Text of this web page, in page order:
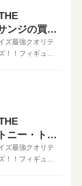
詰めて、送るだ
りたいものが売
こからでもお
数料など全て無
金額が分かりま
です。といま
ますのでご安心
THE
ジャー現在の買
◆◆◆◆◆◆◆◆◆◆◆
買取価格はコチ
料宅配キット
といまるから
ボールに商品を
く、お売りにな
は、日本全国
定価格の振込手
で更に具体的な金
ンジの買取
ズ最強クオリテ
！！フィギュア
取価格表の更新
いた買取査定
ますのでご安心
THE
取価格は500円
の他のワン
チラから↓その他
ニー・トニ
ズ最強クオリテ
！！フィギュア